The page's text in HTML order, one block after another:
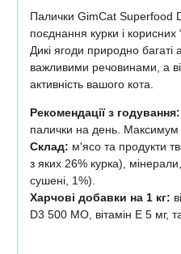
Палички GimCat Superfood
поєднання курки і корисних
Дикі ягоди природно багаті
важливими речовинами, а
активність вашого кота.
Рекомендації з годування:
палички на день.
Склад: м'ясо та продукти
з яких 26% курка),
сушені, 1%).
Харчові добавки на 1 кг:
D3 500 МО, вітамін E 5 мг,